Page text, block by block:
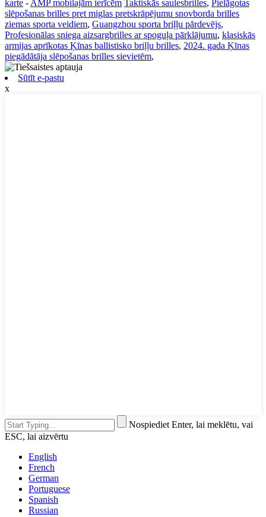
karte - AMP mobilajām ierīcēm Taktiskās saulesbrilles, Pielāgotas
slēpošanas brilles pret miglas pretskrāpējumu snovborda brilles
ziemas sporta veidiem, Guangzhou sporta briļļu pārdevējs,
Profesionālas sniega aizsargbrilles ar spoguļa pārklājumu, klasiskās
armijas aprīkotas Ķīnas ballistisko briļļu brilles, 2024. gada Ķīnas
piegādātāja slēpošanas brilles sievietēm,
Sūtīt e-pastu
x
Nospiediet Enter, lai meklētu, vai
ESC, lai aizvērtu
English
French
German
Portuguese
Spanish
Russian